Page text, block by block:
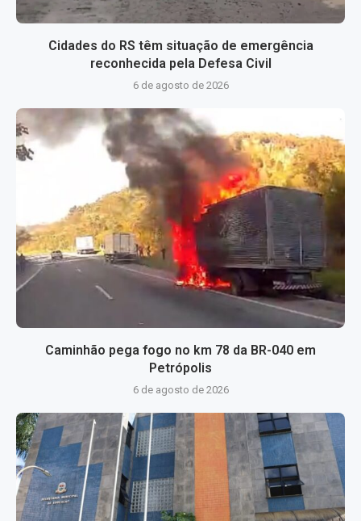
Cidades do RS têm situação de emergência
reconhecida pela Defesa Civil
6 de agosto de 2026
Caminhão pega fogo no km 78 da BR-040 em
Petrópolis
6 de agosto de 2026